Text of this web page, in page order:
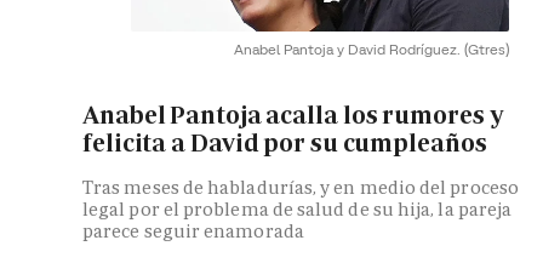
Anabel Pantoja y David Rodríguez. (Gtres)
Anabel Pantoja acalla los rumores y
felicita a David por su cumpleaños
Tras meses de habladurías, y en medio del proceso
legal por el problema de salud de su hija, la pareja
parece seguir enamorada